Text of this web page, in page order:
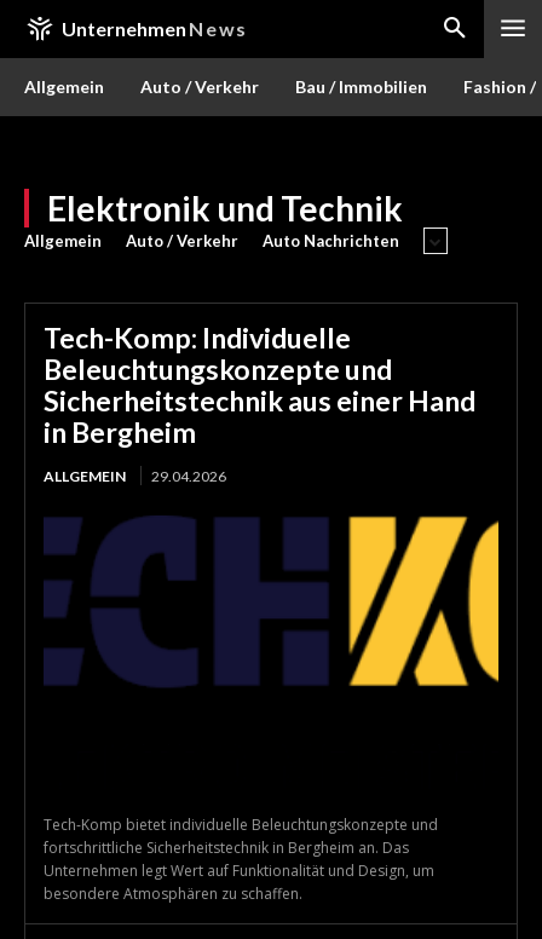
Unternehmen News
Allgemein Auto / Verkehr Bau / Immobilien Fashion /
Elektronik und Technik
Allgemein Auto / Verkehr Auto Nachrichten
Tech-Komp: Individuelle
Beleuchtungskonzepte und
Sicherheitstechnik aus einer Hand
in Bergheim
ALLGEMEIN 29.04.2026
Tech-Komp bietet individuelle Beleuchtungskonzepte und
fortschrittliche Sicherheitstechnik in Bergheim an. Das
Unternehmen legt Wert auf Funktionalität und Design, um
besondere Atmosphären zu schaffen.